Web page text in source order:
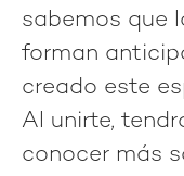
sabemos que
forman
creado este
Al unirte,
conocer más